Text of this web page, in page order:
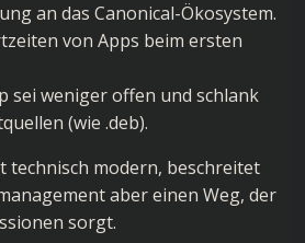
an das Canonical-Ökosystem.
von Apps beim ersten
sei weniger offen und schlank
(wie .deb).
technisch modern, beschreitet
aber einen Weg, der
sorgt.